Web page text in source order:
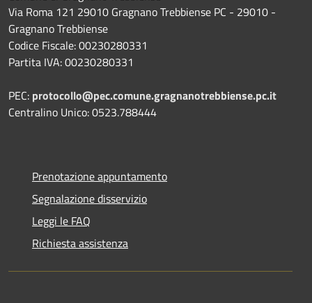
Via Roma 121 29010 Gragnano Trebbiense PC - 29010 -
Gragnano Trebbiense
Codice Fiscale: 00230280331
Partita IVA: 00230280331
PEC: protocollo@pec.comune.gragnanotrebbiense.pc.it
Centralino Unico: 0523.788444
Prenotazione appuntamento
Segnalazione disservizio
Leggi le FAQ
Richiesta assistenza